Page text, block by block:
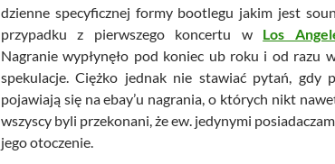
dzienne specyficznej formy bootlegu jakim jest
przypadku z pierwszego koncertu w Los
Nagranie wypłynęło pod koniec ub roku i od razu
spekulacje. Ciężko jednak nie stawiać pytań, gdy
pojawiają się na ebay’u nagrania, o których nikt
wszyscy byli przekonani, że ew. jedynymi
jego otoczenie.